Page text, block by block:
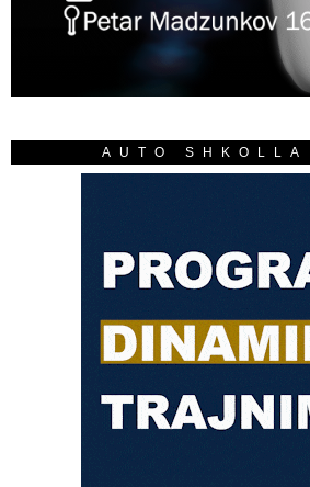
AUTO SHKOLLA